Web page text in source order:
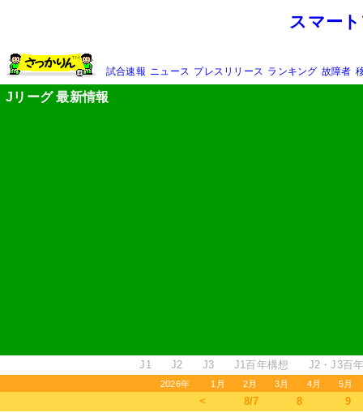
スマー
試合速報 ニュース プレスリリース ランキング 故障者
Jリーグ 最新情報
J1 J2 J3 J1百年構想 J2・J3百
2026年 1月 2月 3月 4月 5月
＜ 8/7 8 9